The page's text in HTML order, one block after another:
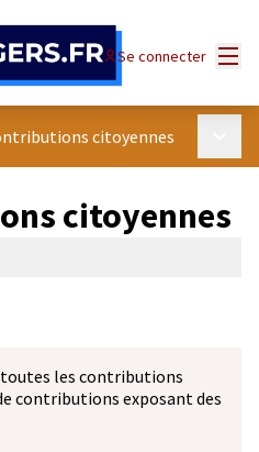
Se connecter
citoyennes
citoyennes
les contributions
contributions exposant des